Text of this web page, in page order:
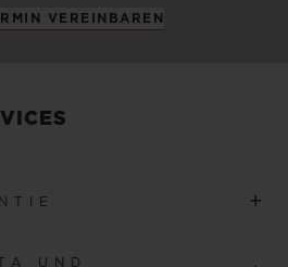
VEREINBAREN
+
UND